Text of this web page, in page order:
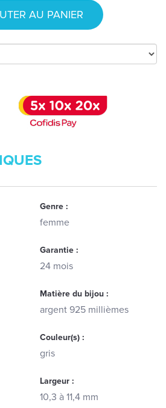
AU PANIER
Genre :
femme
Garantie :
24 mois
Matière du bijou :
argent 925 millièmes
Couleur(s) :
gris
Largeur :
10,3 à 11,4 mm